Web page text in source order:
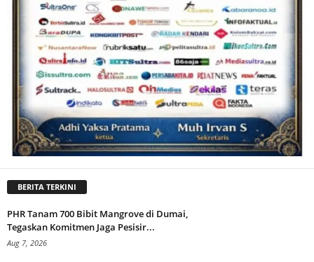
BERITA TERKINI
PHR Tanam 700 Bibit Mangrove di Dumai,
Tegaskan Komitmen Jaga Pesisir...
Aug 7, 2026